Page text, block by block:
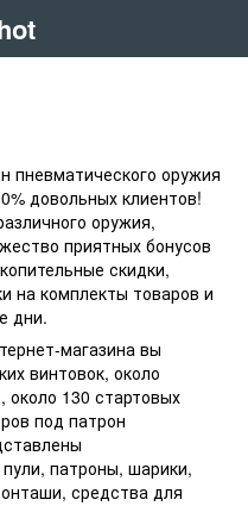
оружия
довольных клиентов!
оружия,
приятных бонусов
скидки,
на комплекты товаров и
дни.
магазина вы
винтовок, около
около 130 стартовых
под патрон
патроны, шарики,
средства для